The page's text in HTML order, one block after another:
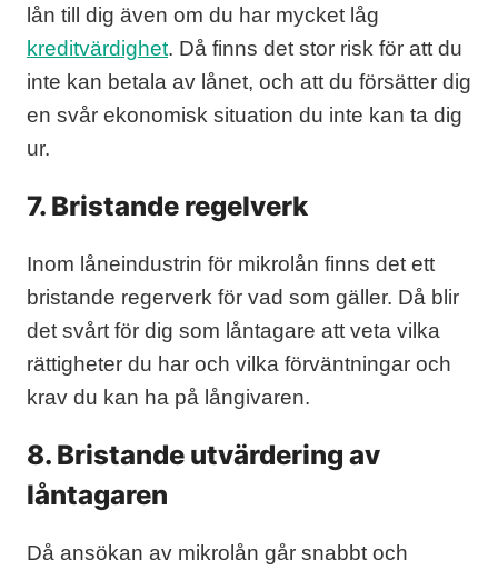
lån till dig även om du har mycket låg
kreditvärdighet. Då finns det stor risk för att du
inte kan betala av lånet, och att du försätter dig
en svår ekonomisk situation du inte kan ta dig
ur.
7. Bristande regelverk
Inom låneindustrin för mikrolån finns det ett
bristande regerverk för vad som gäller. Då blir
det svårt för dig som låntagare att veta vilka
rättigheter du har och vilka förväntningar och
krav du kan ha på långivaren.
8. Bristande utvärdering av
låntagaren
Då ansökan av mikrolån går snabbt och